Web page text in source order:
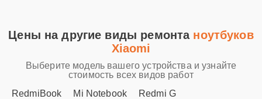
Цены на другие виды ремонта ноутбуков
Xiaomi
Выберите модель вашего устройства и узнайте
стоимость всех видов работ
RedmiBook
Mi Notebook
Redmi G